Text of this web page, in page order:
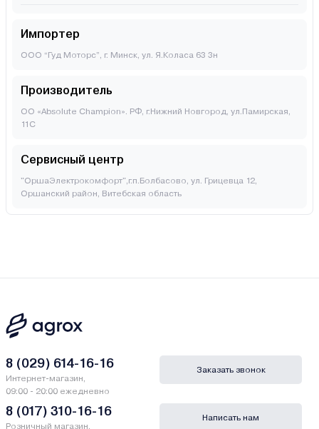
Импортер
ООО “Гуд Моторс”, г. Минск, ул. Я.Коласа 63 3н
Производитель
ОО «Absolute Champion». РФ, г.Нижний Новгород, ул.Памирская,
11С
Сервисный центр
"ОршаЭлектрокомфорт",г.п.Болбасово, ул. Грицевца 12,
Оршанский район, Витебская область
8 (029) 614-16-16
Интернет-магазин,
09:00 - 20:00 ежедневно
8 (017) 310-16-16
Розничный магазин,
Заказать звонок
Написать нам